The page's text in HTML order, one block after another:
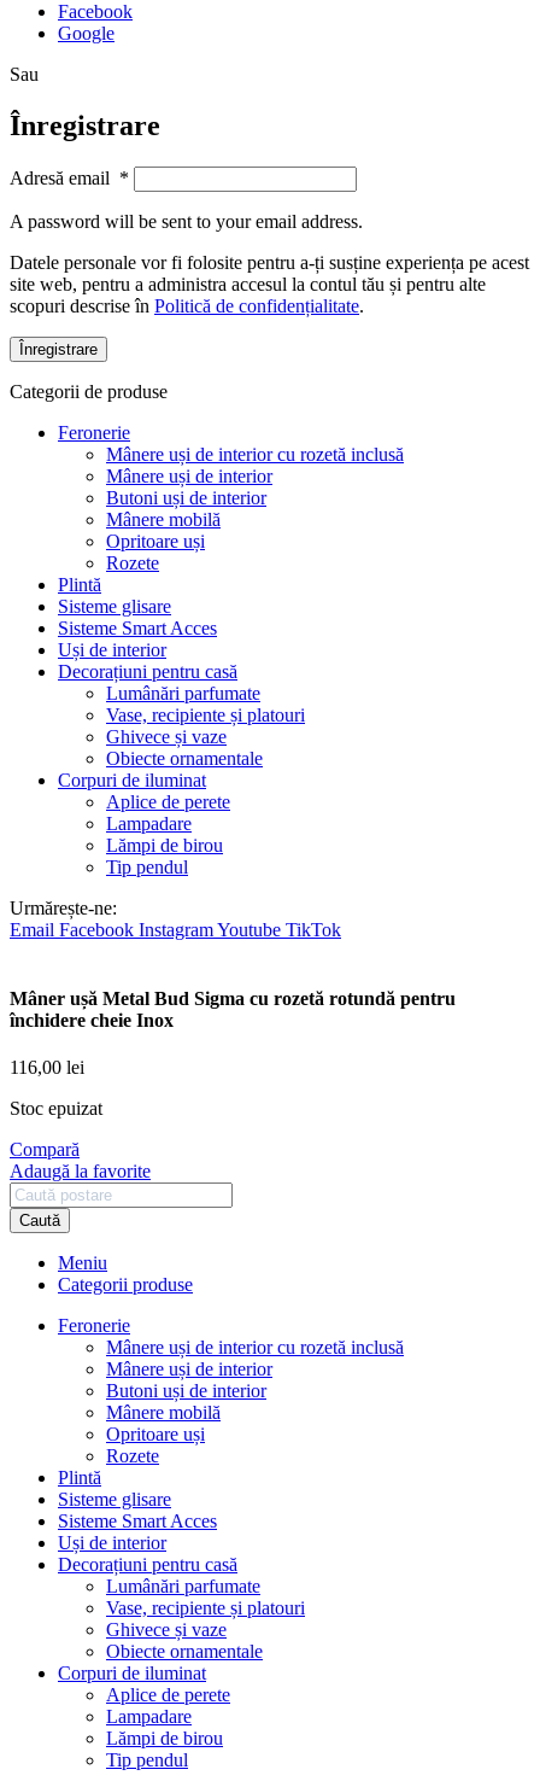
Facebook
Google
Sau
Înregistrare
Adresă email *
A password will be sent to your email address.
Datele personale vor fi folosite pentru a-ți susține experiența pe acest
site web, pentru a administra accesul la contul tău și pentru alte
scopuri descrise în Politică de confidențialitate.
Înregistrare
Categorii de produse
Feronerie
Mânere uși de interior cu rozetă inclusă
Mânere uși de interior
Butoni uși de interior
Mânere mobilă
Opritoare uși
Rozete
Plintă
Sisteme glisare
Sisteme Smart Acces
Uși de interior
Decorațiuni pentru casă
Lumânări parfumate
Vase, recipiente și platouri
Ghivece și vaze
Obiecte ornamentale
Corpuri de iluminat
Aplice de perete
Lampadare
Lămpi de birou
Tip pendul
Urmărește-ne:
Email Facebook InstagramYoutube TikTok
Mâner ușă Metal Bud Sigma cu rozetă rotundă pentru
închidere cheie Inox
116,00 lei
Stoc epuizat
Compară
Adaugă la favorite
Caută
Meniu
Categorii produse
Feronerie
Mânere uși de interior cu rozetă inclusă
Mânere uși de interior
Butoni uși de interior
Mânere mobilă
Opritoare uși
Rozete
Plintă
Sisteme glisare
Sisteme Smart Acces
Uși de interior
Decorațiuni pentru casă
Lumânări parfumate
Vase, recipiente și platouri
Ghivece și vaze
Obiecte ornamentale
Corpuri de iluminat
Aplice de perete
Lampadare
Lămpi de birou
Tip pendul